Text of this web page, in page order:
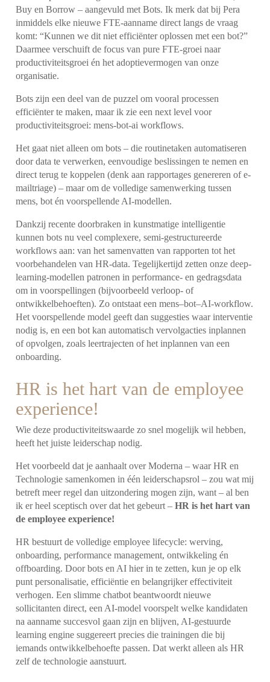
Buy en Borrow – aangevuld met Bots. Ik merk dat bij Pera
inmiddels elke nieuwe FTE-aanname direct langs de vraag
komt: “Kunnen we dit niet efficiënter oplossen met een bot?”
Daarmee verschuift de focus van pure FTE-groei naar
productiviteits­groei én het adoptievermogen van onze
organisatie.
Bots zijn een deel van de puzzel om vooral processen
efficiënter te maken, maar ik zie een next level voor
productiviteitsgroei: mens-bot-ai workflows.
Het gaat niet alleen om bots – die routinetaken automatiseren
door data te verwerken, eenvoudige beslissingen te nemen en
direct terug te koppelen (denk aan rapportages genereren of e-
mailtriage) – maar om de volledige samenwerking tussen
mens, bot én voorspellende AI-modellen.
Dankzij recente doorbraken in kunstmatige intelligentie
kunnen bots nu veel complexere, semi-gestructureerde
workflows aan: van het samenvatten van rapporten tot het
voorbehandelen van HR-data. Tegelijkertijd zetten onze deep-
learning-modellen patronen in performance- en gedragsdata
om in voorspellingen (bijvoorbeeld verloop- of
ontwikkelbehoeften). Zo ontstaat een mens–bot–AI-workflow.
Het voorspellende model geeft dan suggesties waar interventie
nodig is, en een bot kan automatisch vervolgacties inplannen
of opvolgen, zoals leertrajecten of het inplannen van een
onboarding.
HR is het hart van de employee
experience!
Wie deze productiviteitswaarde zo snel mogelijk wil hebben,
heeft het juiste leiderschap nodig.
Het voorbeeld dat je aanhaalt over Moderna – waar HR en
Technologie samenkomen in één leiderschapsrol – zou wat mij
betreft meer regel dan uitzondering mogen zijn, want – al ben
ik er heel sceptisch over dat het gebeurt – HR is het hart van
de employee experience!
HR bestuurt de volledige employee lifecycle: werving,
onboarding, performance management, ontwikkeling én
offboarding. Door bots en AI hier in te zetten, kun je op elk
punt personalisatie, efficiëntie en belangrijker effectiviteit
verhogen. Een slimme chatbot beantwoordt nieuwe
sollicitanten direct, een AI-model voorspelt welke kandidaten
na aanname succesvol gaan zijn en blijven, AI‐gestuurde
learning engine suggereert precies die trainingen die bij
iemands ontwikkelbehoefte passen. Dat werkt alleen als HR
zelf de technologie aanstuurt.